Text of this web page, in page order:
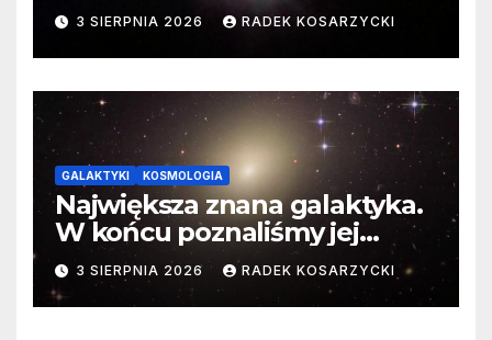
3 SIERPNIA 2026 RADEK KOSARZYCKI
GALAKTYKI KOSMOLOGIA
Największa znana galaktyka.
W końcu poznaliśmy jej
faktyczne wymiary
3 SIERPNIA 2026 RADEK KOSARZYCKI